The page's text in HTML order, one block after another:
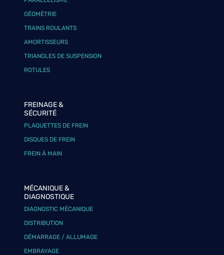
GÉOMÉTRIE
TRAINS ROULANTS
AMORTISSEURS
TRIANGLES DE SUSPENSION
ROTULES
FREINAGE &
SÉCURITÉ
PLAQUETTES DE FREIN
DISQUES DE FREIN
FREIN À MAIN
MÉCANIQUE &
DIAGNOSTIQUE
DIAGNOSTIC MÉCANIQUE
DISTRIBUTION
DÉMARRAGE / ALLUMAGE
EMBRAYAGE